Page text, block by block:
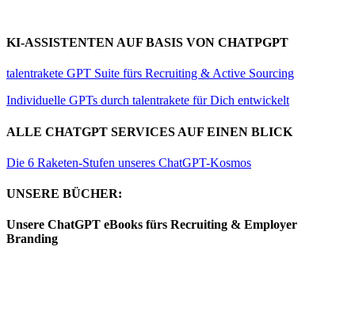
KI-ASSISTENTEN AUF BASIS VON CHATPGPT
talentrakete GPT Suite fürs Recruiting & Active Sourcing
Individuelle GPTs durch talentrakete für Dich entwickelt
ALLE CHATGPT SERVICES AUF EINEN BLICK
Die 6 Raketen-Stufen unseres ChatGPT-Kosmos
UNSERE BÜCHER:
Unsere ChatGPT eBooks fürs Recruiting & Employer
Branding